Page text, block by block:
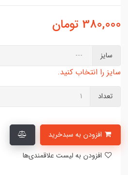
380,000 تومان
سایز
سایز را انتخاب کنید.
تعداد